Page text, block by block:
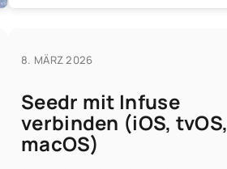
8. MÄRZ 2026
Seedr mit Infuse
verbinden (iOS, tvOS,
macOS)